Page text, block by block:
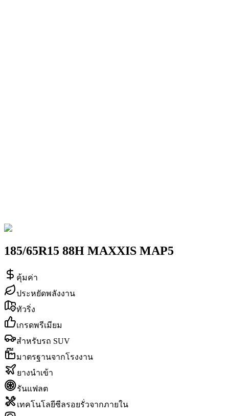
185/65R15 88H MAXXIS MAP5
คุ้มค่า
ประหยัดพลังงาน
ทัวริ่ง
เกรดพรีเมียม
สำหรับรถ SUV
มาตรฐานจากโรงงาน
ยางนำเข้า
รันแฟลต
เทคโนโลยีซีลรอยรั่วจากภายใน